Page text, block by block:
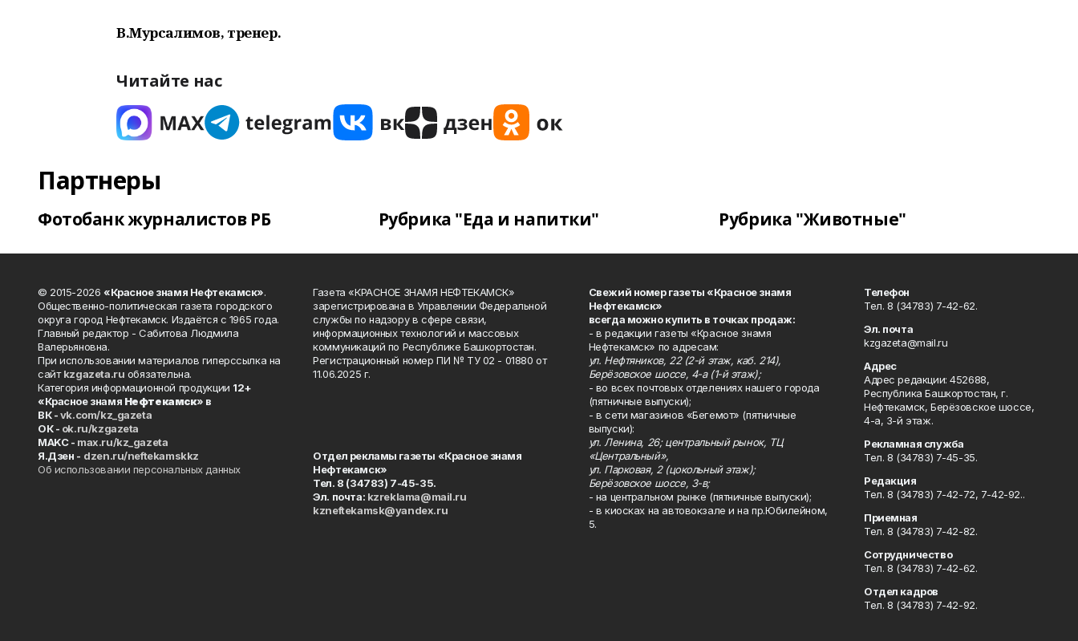
В.Мурсалимов, тренер.
Читайте нас
Партнеры
Фотобанк журналистов РБ Рубрика "Еда и напитки" Рубрика "Животные"
© 2015-2026 «Красное знамя Нефтекамск».
Общественно-политическая газета городского
округа город Нефтекамск. Издаётся с 1965 года.
Главный редактор - Сабитова Людмила
Валерьяновна.
При использовании материалов гиперссылка на
сайтkzgazeta.ru обязательна.
Категория информационной продукции 12+
«Красное знамя Нефтекамск» в
ВК -vk.com/kz_gazeta
ОК - ok.ru/kzgazeta
MAKC - max.ru/kz_gazeta
Я.Дзен - dzen.ru/neftekamskkz
Об использовании персональных данных
Газета «КРАСНОЕ ЗНАМЯ НЕФТЕКАМСК»
зарегистрирована в Управлении Федеральной
службы по надзору в сфере связи,
информационных технологий и массовых
коммуникаций по Республике Башкортостан.
Регистрационный номер ПИ № ТУ 02 - 01880 от
11.06.2025 г.
Отдел рекламы газеты «Красное знамя
Нефтекамск»
Тел. 8 (34783) 7-45-35.
Эл. почта: kzreklama@mail.ru
kzneftekamsk@yandex.ru
Свежий номер газеты «Красное знамя
Нефтекамск»
всегда можно купить в точках продаж:
- в редакции газеты «Красное знамя
Нефтекамск» по адресам:
ул. Нефтяников, 22 (2-й этаж, каб. 214),
Берёзовское шоссе, 4-а (1-й этаж);
- во всех почтовых отделениях нашего города
(пятничные выпуски);
- в сети магазинов «Бегемот» (пятничные
выпуски):
ул. Ленина, 26; центральный рынок, ТЦ
«Центральный»,
ул. Парковая, 2 (цокольный этаж);
Берёзовское шоссе, 3-в;
- на центральном рынке (пятничные выпуски);
- в киосках на автовокзале и на пр.Юбилейном,
5.
Телефон
Тел. 8 (34783) 7-42-62.
Эл. почта
kzgazeta@mail.ru
Адрес
Адрес редакции: 452688,
Республика Башкортостан, г.
Нефтекамск, Берёзовское шоссе,
4-а, 3-й этаж.
Рекламная служба
Тел. 8 (34783) 7-45-35.
Редакция
Тел. 8 (34783) 7-42-72, 7-42-92..
Приемная
Тел. 8 (34783) 7-42-82.
Сотрудничество
Тел. 8 (34783) 7-42-62.
Отдел кадров
Тел. 8 (34783) 7-42-92.